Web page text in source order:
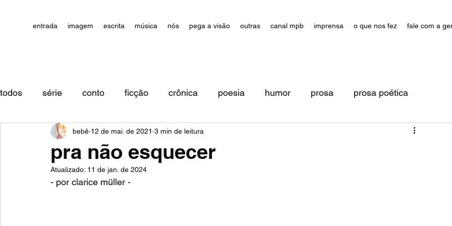
entrada imagem escrita música nós pega a visão outras canal mpb imprensa o que nos fez fale com a
todos série conto ficção crônica poesia humor prosa prosa poética
impressões/comentários
pra não esquecer
bebê 12 de mai. de 2021 3 min de leitura
Atualizado: 11 de jan. de 2024
- por clarice müller -